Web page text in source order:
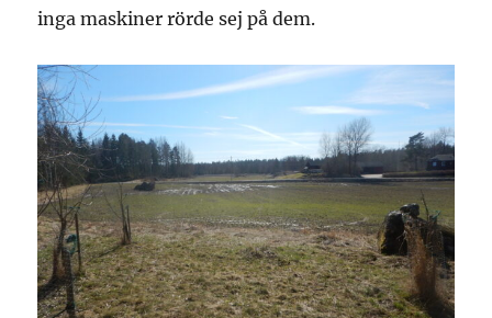
inga maskiner rörde sej på dem.